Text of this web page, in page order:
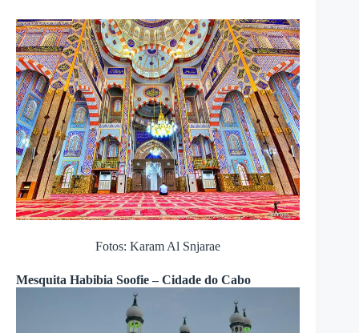
Fotos: Karam Al Snjarae
Mesquita Habibia Soofie – Cidade do Cabo